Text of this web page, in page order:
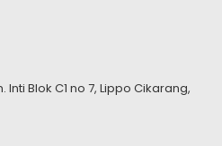
Inti Blok C1 no 7, Lippo Cikarang,